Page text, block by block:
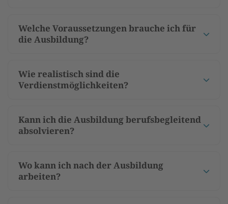
Welche Voraussetzungen brauche ich für
die Ausbildung?
Wie realistisch sind die
Verdienstmöglichkeiten?
Kann ich die Ausbildung berufsbegleitend
absolvieren?
Wo kann ich nach der Ausbildung
arbeiten?